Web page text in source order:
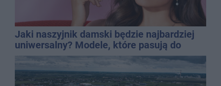
Jaki naszyjnik damski będzie najbardziej
uniwersalny? Modele, które pasują do
wielu stylizacji